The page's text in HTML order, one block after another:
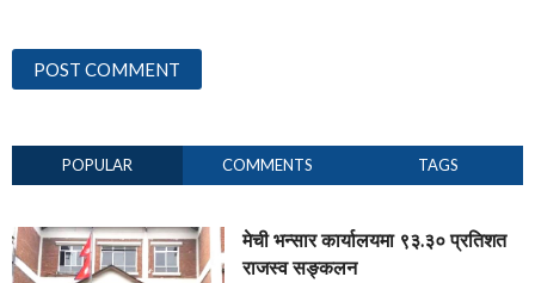
POPULAR COMMENTS TAGS
मेची भन्सार कार्यालयमा ९३.३० प्रतिशत
राजस्व सङ्कलन